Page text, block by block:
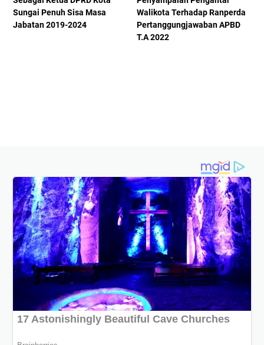
Sungai Penuh Sisa Masa
Jabatan 2019-2024
Walikota Terhadap Ranperda
Pertanggungjawaban APBD
T.A 2022